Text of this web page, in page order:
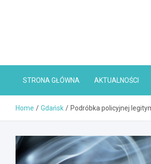
STRONA GŁÓWNA AKTUALNOŚCI
Home Gdańsk Podróbka policyjnej